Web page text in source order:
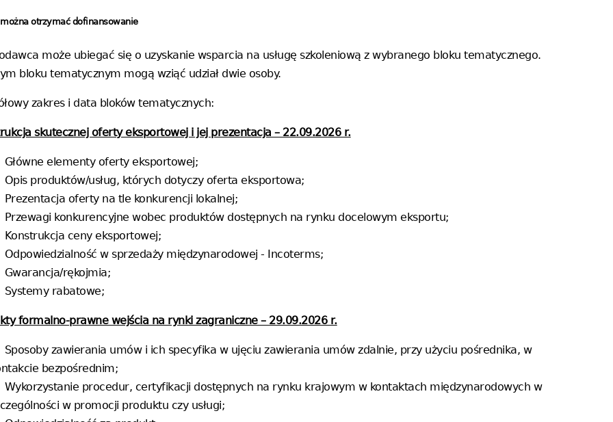
można otrzymać dofinansowanie
może ubiegać się o uzyskanie wsparcia na usługę szkoleniową z wybranego bloku tematycznego.
bloku tematycznym mogą wziąć udział dwie osoby.
zakres i data bloków tematycznych:
skutecznej oferty eksportowej i jej prezentacja – 22.09.2026 r.
Główne elementy oferty eksportowej;
Opis produktów/usług, których dotyczy oferta eksportowa;
Prezentacja oferty na tle konkurencji lokalnej;
Przewagi konkurencyjne wobec produktów dostępnych na rynku docelowym eksportu;
Konstrukcja ceny eksportowej;
Odpowiedzialność w sprzedaży międzynarodowej - Incoterms;
Gwarancja/rękojmia;
Systemy rabatowe;
formalno-prawne wejścia na rynki zagraniczne – 29.09.2026 r.
Sposoby zawierania umów i ich specyfika w ujęciu zawierania umów zdalnie, przy użyciu pośrednika, w
bezpośrednim;
Wykorzystanie procedur, certyfikacji dostępnych na rynku krajowym w kontaktach międzynarodowych w
w promocji produktu czy usługi;